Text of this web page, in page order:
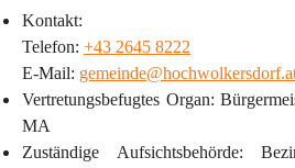
Kontakt:
Telefon: +43 2645 8222
E-Mail:
Vertretungsbefugtes Organ:
MA
Zuständige Aufsichtsbehörde: